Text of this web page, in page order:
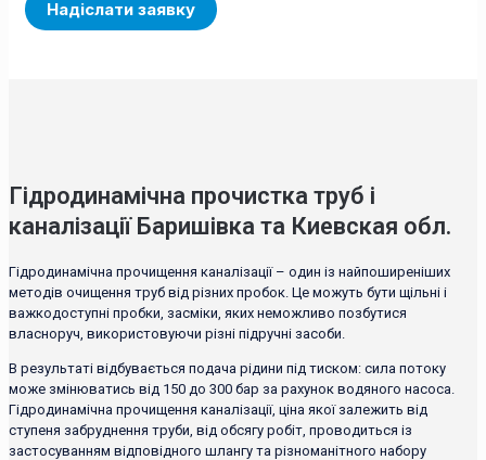
Гідродинамічна прочистка труб і
каналізації Баришівка та Киевская обл.
Гідродинамічна прочищення каналізації – один із найпоширеніших
методів очищення труб від різних пробок. Це можуть бути щільні і
важкодоступні пробки, засміки, яких неможливо позбутися
власноруч, використовуючи різні підручні засоби.
В результаті відбувається подача рідини під тиском: сила потоку
може змінюватись від 150 до 300 бар за рахунок водяного насоса.
Гідродинамічна прочищення каналізації, ціна якої залежить від
ступеня забруднення труби, від обсягу робіт, проводиться із
застосуванням відповідного шлангу та різноманітного набору